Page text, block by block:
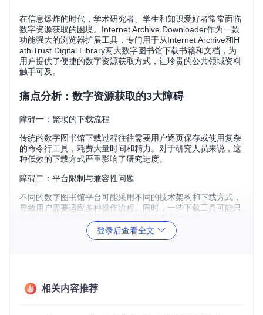
在信息爆炸的时代，学术研究者、学生和知识爱好者常常面临
数字资源获取的困境。Internet Archive Downloader作为一款
功能强大的浏览器扩展工具，专门用于从Internet Archive和H
athiTrust Digital Library两大数字图书馆下载书籍和文档，为
用户提供了便捷的数字资源获取方式，让珍贵的公共领域资料
触手可及。
痛点分析：数字资源获取的3大障碍
障碍一：繁琐的下载流程
传统的数字图书馆下载过程往往需要用户逐页保存或使用复杂
的命令行工具，耗费大量时间和精力。对于研究人员来说，这
种低效的下载方式严重影响了研究进度。
障碍二：平台限制与兼容性问题
不同的数字图书馆平台可能采用不同的技术架构和下载方式，
导致用户需要适应多种操作流程。同时，一些下载工具可能只
障碍三：资源质量与格式困扰
登录后查看全文
相关内容推荐